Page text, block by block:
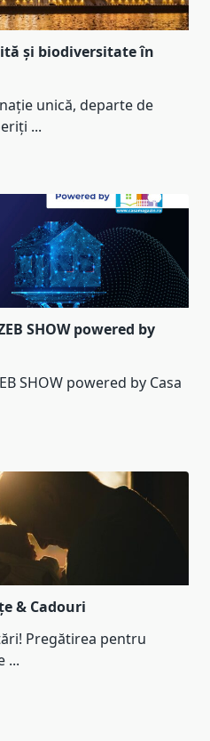
și biodiversitate în
unică, departe de
...
SHOW powered by
SHOW powered by Casa
& Cadouri
Pregătirea pentru
...